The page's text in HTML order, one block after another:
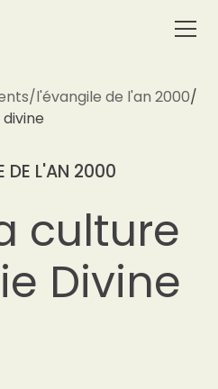
/l'évangile de l'an 2000/
DE L'AN 2000
culture
Divine